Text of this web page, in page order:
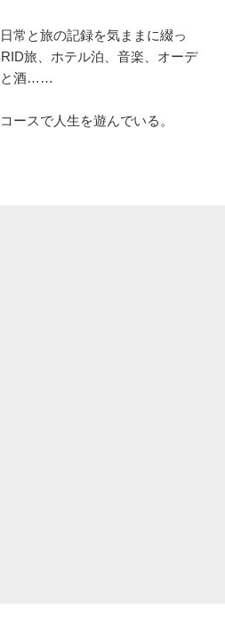
常と旅の記録を気ままに綴っ
旅、ホテル泊、音楽、オーデ
と酒……
ースで人生を遊んでいる。